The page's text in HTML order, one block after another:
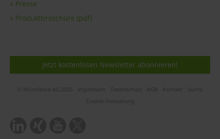
» Presse
» Produktbroschüre (pdf)
Jetzt kostenlosen Newsletter abonnieren!
© MicroNova AG 2026 Impressum Datenschutz AGB Kontakt
Suche
Cookie-Verwaltung